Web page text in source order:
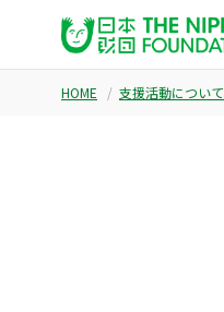
HOME 支援活動について